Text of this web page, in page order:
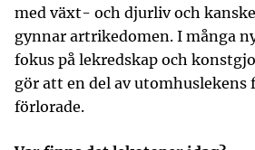
med växt- och djurliv och
gynnar artrikedomen. I många
fokus på lekredskap och
gör att en del av utomhuslekens
förlorade.